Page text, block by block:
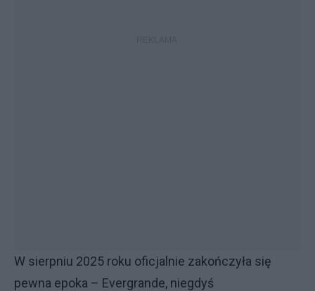
W sierpniu 2025 roku oficjalnie zakończyła się
pewna epoka – Evergrande, niegdyś